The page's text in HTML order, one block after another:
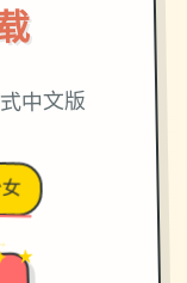
中文版
★